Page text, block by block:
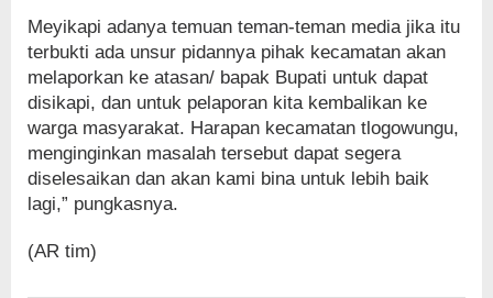
Meyikapi adanya temuan teman-teman media jika itu
terbukti ada unsur pidannya pihak kecamatan akan
melaporkan ke atasan/ bapak Bupati untuk dapat
disikapi, dan untuk pelaporan kita kembalikan ke
warga masyarakat. Harapan kecamatan tlogowungu,
menginginkan masalah tersebut dapat segera
diselesaikan dan akan kami bina untuk lebih baik
lagi,” pungkasnya.
(AR tim)